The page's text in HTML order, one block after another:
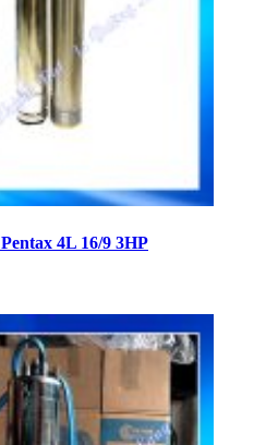
4L 16/9 3HP